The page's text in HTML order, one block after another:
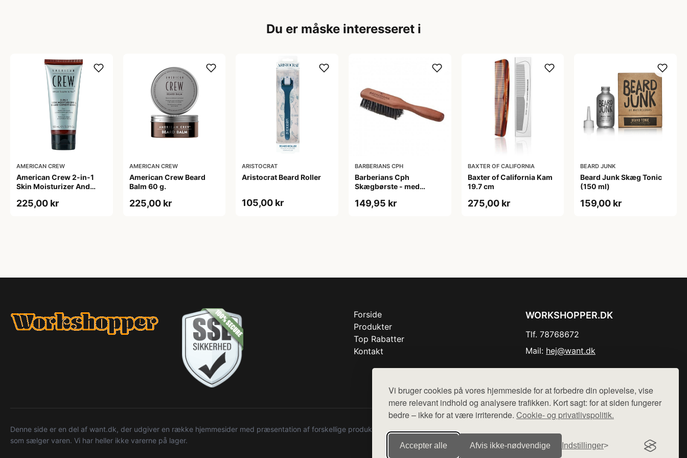
Vi bruger cookies på vores hjemmeside for at forbedre din oplevelse, vise
mere relevant indhold og analysere trafikken. Kort sagt: for at siden fungerer
bedre – ikke for at være irriterende. Cookie- og privatlivspolitik.
Accepter alle Afvis ikke‑nødvendige Indstillinger
Du er måske interesseret i
AMERICAN CREW
American Crew 2-in-1
Skin Moisturizer And
ml)
225,00 kr
AMERICAN CREW
American Crew Beard
Balm 60 g.
225,00 kr
ARISTOCRAT
Aristocrat Beard Roller
105,00 kr
BARBERIANS CPH
Barberians Cph
Skægbørste - med
149,95 kr
BAXTER OF CALIFORNIA
Baxter of California Kam
19.7 cm
275,00 kr
BEARD JUNK
Beard Junk Skæg Tonic
(150 ml)
159,00 kr
Forside
Produkter
Top Rabatter
Kontakt
WORKSHOPPER.DK
Tlf. 78768672
Mail: hej@want.dk
Denne side er en del af want.dk, der udgiver en række hjemmesider med præsentation af forskellige produkter fra diverse webshops. Der sælges ikke varer fra denne side - vi henviser til de shops,
som sælger varen. Vi har heller ikke varerne på lager.